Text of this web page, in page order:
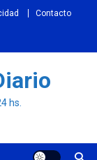
Contacto
hs.